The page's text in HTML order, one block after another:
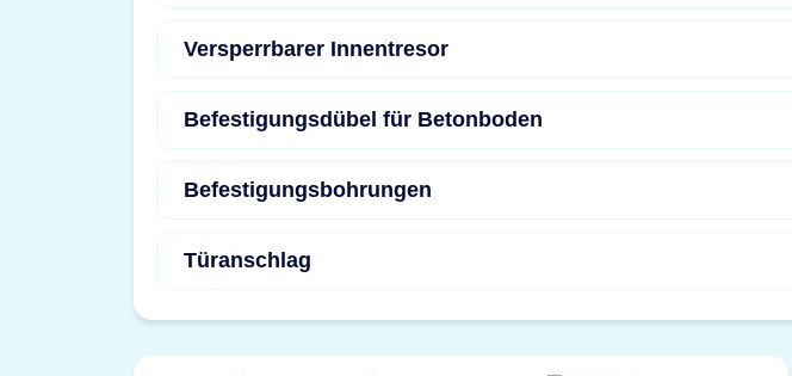
Versperrbarer Innentresor
Befestigungsdübel für Betonboden
Befestigungsbohrungen
Türanschlag